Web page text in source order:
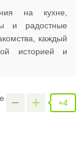
на кухне,
и радостные
каждый
историей и
+4